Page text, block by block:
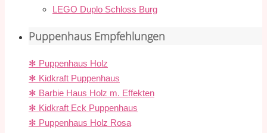
LEGO Duplo Schloss Burg
Puppenhaus Empfehlungen
✻ Puppenhaus Holz
✻ Kidkraft Puppenhaus
✻ Barbie Haus Holz m. Effekten
✻ Kidkraft Eck Puppenhaus
✻ Puppenhaus Holz Rosa